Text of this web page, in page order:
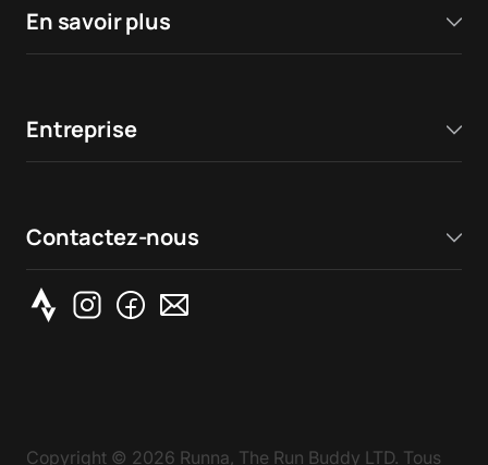
En savoir plus
Entreprise
Contactez-nous
Copyright © 2026 Runna, The Run Buddy LTD. Tous